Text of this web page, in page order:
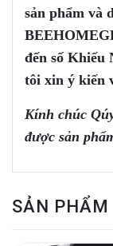
sản phẩm và
đến số Khiếu
tôi xin ý kiến
Kính chúc
được sản
SẢN PHẨM